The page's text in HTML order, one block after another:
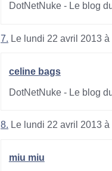
DotNetNuke - Le blog
7. Le lundi 22 avril 2013
celine bags
DotNetNuke - Le blog
8. Le lundi 22 avril 2013
miu miu